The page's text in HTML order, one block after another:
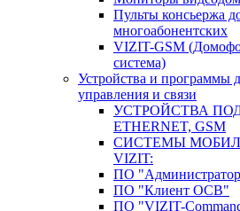
Пульты консьержа
многоабонентских
VIZIT-GSM
система)
Устройства и программы
управления и связи
УСТРОЙСТВА
ETHERNET, GSM
CИСТЕМЫ
VIZIT:
ПО
ПО "Клиент ОСВ"
ПО "VIZIT-